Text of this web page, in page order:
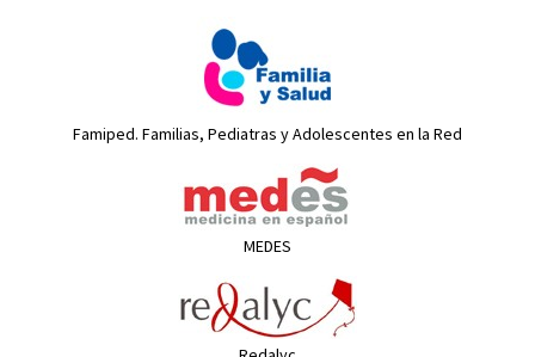
Famiped. Familias, Pediatras y Adolescentes en la Red
MEDES